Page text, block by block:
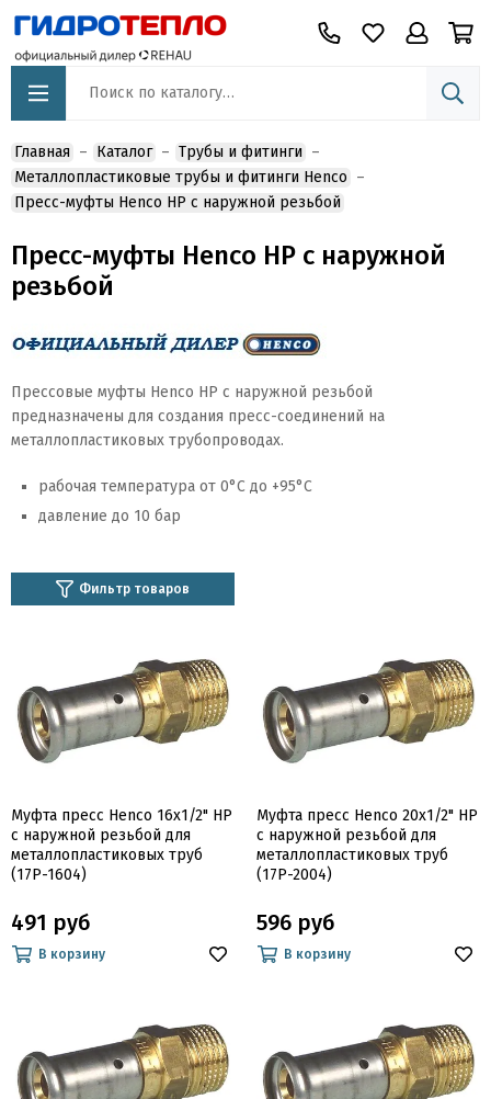
Главная Каталог
Трубы и фитинги
Металлопластиковые трубы и фитинги Henco
Пресс-муфты Henco НР с наружной резьбой
Пресс-муфты Henco НР с наружной
резьбой
Прессовые муфты Henco НР с наружной резьбой
предназначены для создания пресс-соединений на
металлопластиковых трубопроводах.
рабочая температура от 0°C до +95°C
давление до 10 бар
Фильтр товаров
Муфта пресс Henco 16х1/2" НР
c наружной резьбой для
металлопластиковых труб
(17P-1604)
491 руб
В корзину
Муфта пресс Henco 20х1/2" НР
c наружной резьбой для
металлопластиковых труб
(17P-2004)
596 руб
В корзину